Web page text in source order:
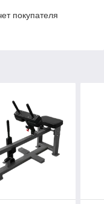
покупателя